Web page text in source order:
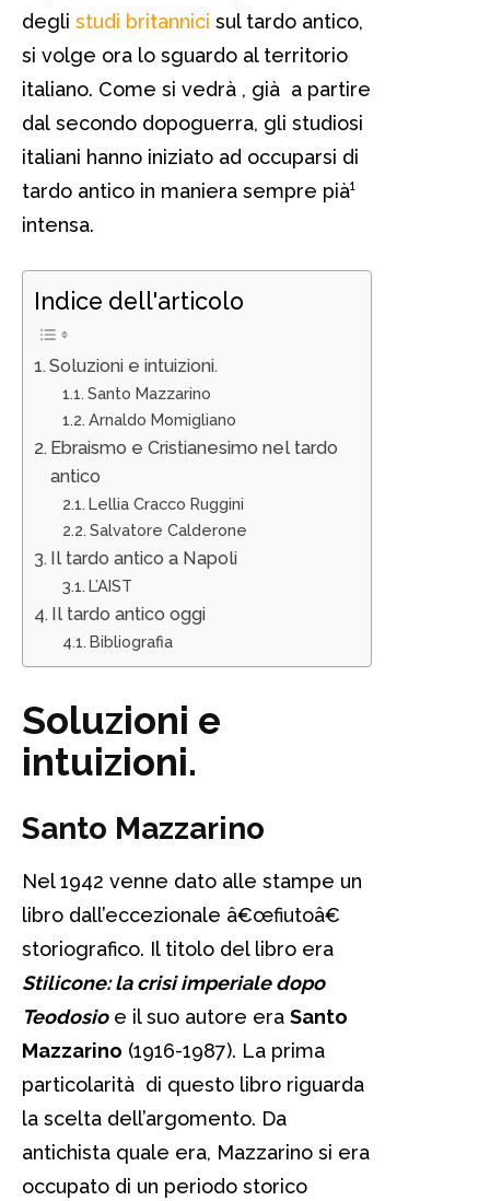
degli studi britannici sul tardo antico,
si volge ora lo sguardo al territorio
italiano. Come si vedrà , già a partire
dal secondo dopoguerra, gli studiosi
italiani hanno iniziato ad occuparsi di
tardo antico in maniera sempre pià¹
intensa.
Indice dell'articolo
Soluzioni e intuizioni.
Santo Mazzarino
Arnaldo Momigliano
Ebraismo e Cristianesimo nel tardo
antico
Lellia Cracco Ruggini
Salvatore Calderone
Il tardo antico a Napoli
L’AIST
Il tardo antico oggi
Bibliografia
Soluzioni e
intuizioni.
Santo Mazzarino
Nel 1942 venne dato alle stampe un
libro dall’eccezionale â€œfiutoâ€
storiografico. Il titolo del libro era
Stilicone: la crisi imperiale dopo
Teodosioe il suo autore era Santo
Mazzarino (1916-1987). La prima
particolarità di questo libro riguarda
la scelta dell’argomento. Da
antichista quale era, Mazzarino si era
occupato di un periodo storico